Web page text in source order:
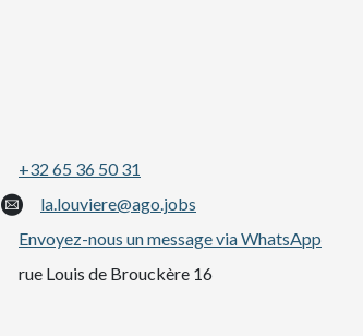
+32 65 36 50 31
la.louviere@ago.jobs
Envoyez-nous un message via WhatsApp
rue Louis de Brouckère 16